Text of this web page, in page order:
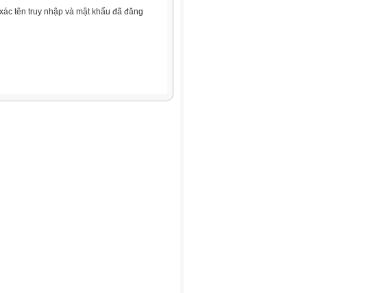
tên truy nhập và mật khẩu đã đăng